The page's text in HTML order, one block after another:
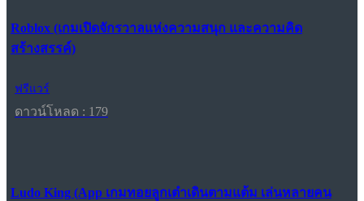
Roblox (เกมเปิดจักรวาลแห่งความสนุก และความคิด
สร้างสรรค์)
ฟรีแวร์
ดาวน์โหลด : 179
Ludo King (App เกมทอยลูกเต๋าเดินตามแต้ม เล่นหลายคน